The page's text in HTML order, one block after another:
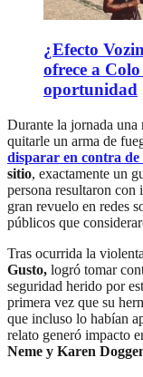
¿Efecto
ofrece a
oportunidad
Durante la jornada una
quitarle un arma de
disparar en contra de
sitio, exactamente un
persona resultaron
gran revuelo en redes
públicos que
Tras ocurrida la
Gusto, logró tomar
seguridad herido por
primera vez que su
que incluso lo habían
relato generó impacto
Neme y Karen